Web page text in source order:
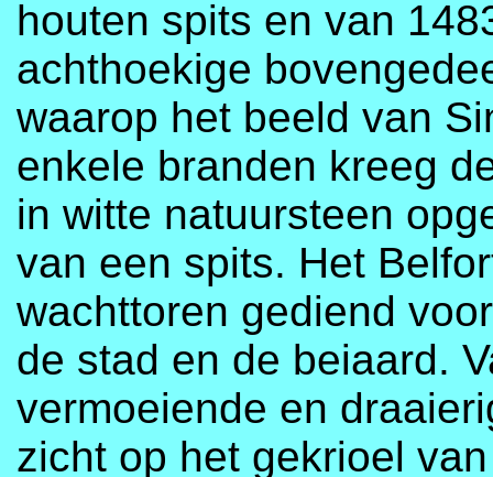
houten spits en van
achthoekige
waarop het beeld van
enkele branden kreeg
in witte natuursteen
van een spits. Het
wachttoren gediend
de stad en de beiaard.
vermoeiende en
zicht op het gekrioel